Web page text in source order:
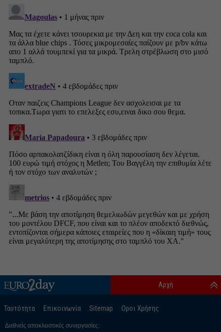
Ταυτότητα Επικοινωνία Sitemap Οροι Χρήσης
Αρχή
Διεθνείς αποκλειστικές συνεργασίες: